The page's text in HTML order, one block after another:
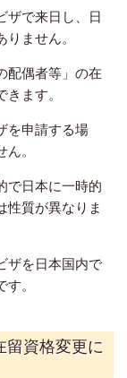
ザで来日し、日
ません。
配偶者等」の在
ます。
を申請する場
。
で日本に一時的
性質が異なりま
ザを日本国内で
。
留資格変更に